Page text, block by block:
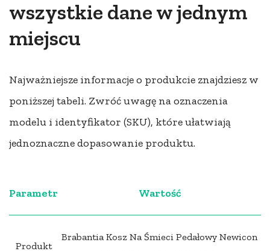
wszystkie dane w jednym
miejscu
Najważniejsze informacje o produkcie znajdziesz w
poniższej tabeli. Zwróć uwagę na oznaczenia
modelu i identyfikator (SKU), które ułatwiają
jednoznaczne dopasowanie produktu.
Parametr Wartość
Produkt
Brabantia Kosz Na Śmieci Pedałowy Newicon